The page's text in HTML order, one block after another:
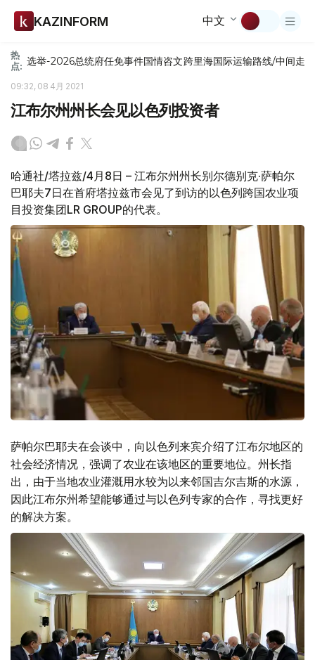
KAZINFORM 中文
热
点: 选举-2026总统府任免事件国情咨文跨里海国际运输路线/中间走廊
09:32, 08 4月 2021
江布尔州州长会见以色列投资者
哈通社/塔拉兹/4月8日 – 江布尔州州长别尔德别克·萨帕尔
巴耶夫7日在首府塔拉兹市会见了到访的以色列跨国农业项
目投资集团LR GROUP的代表。
萨帕尔巴耶夫在会谈中，向以色列来宾介绍了江布尔地区的
社会经济情况，强调了农业在该地区的重要地位。州长指
出，由于当地农业灌溉用水较为以来邻国吉尔吉斯的水源，
因此江布尔州希望能够通过与以色列专家的合作，寻找更好
的解决方案。